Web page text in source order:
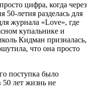
цифра, когда через
50-летия разделась для
журнала «Love», где
купальнике и
Кидман призналась,
что она просто
поступка было
лет жизнь не